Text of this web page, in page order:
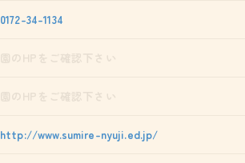
0172-34-1134
http://www.sumire-nyuji.ed.jp/